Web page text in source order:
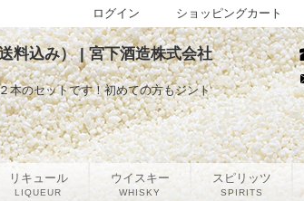
料込み） | 宮下酒造株式会社
本のセットです！初めての方もジント
リキュール
LIQUEUR
ウイスキー
WHISKY
スピリッツ
SPIRITS
ショッピングカート
ログイン